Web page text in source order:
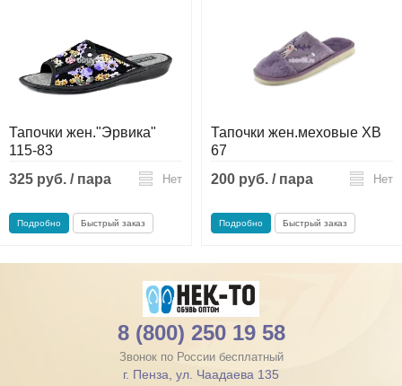
Тапочки жен."Эрвика"
115-83
325 руб. / пара
Нет
Подробно Быстрый заказ
Тапочки жен.меховые ХВ
67
200 руб. / пара
Нет
Подробно Быстрый заказ
8 (800) 250 19 58
Звонок по России бесплатный
г. Пенза, ул. Чаадаева 135